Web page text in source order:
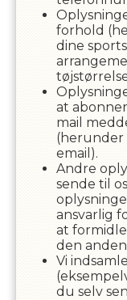
forhold
dine
at
mail
(herunder
email).
Andre
sende til
ansvarlig
at
den
Vi
du selv